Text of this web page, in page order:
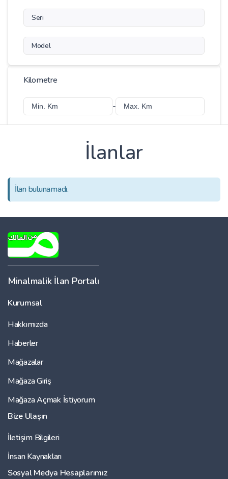
Seri
Model
Kilometre
-
İlanlar
İlan bulunamadı.
Minalmalik İlan Portalı
Kurumsal
Hakkımızda
Haberler
Mağazalar
Mağaza Giriş
Mağaza Açmak İstiyorum
Bize Ulaşın
İletişim Bilgileri
İnsan Kaynakları
Sosyal Medya Hesaplarımız